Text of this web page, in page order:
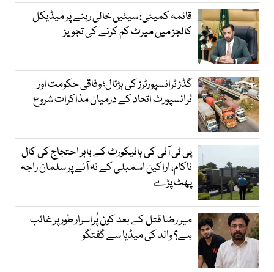
قائمہ کمیٹی: سیٹیں خالی رہنے پر میڈیکل
کالجز میں میرٹ کم کرنے کی تجویز
گڈز ٹرانسپورٹرز کی ہڑتال؛ وفاقی حکومت اور
ٹرانسپورٹ اتحاد کے درمیان مذاکرات شروع
پی ٹی آئی کی ہائیکورٹ کے باہر احتجاج کی کال
ناکام، اراکین اسمبلی کے نہ آنے پر سلمان راجہ
پھٹ پڑے
میر رضا قتل کے بعد کون پُراسرار طور پر غائب
ہے؟ والد کی میڈیا سے گفتگو